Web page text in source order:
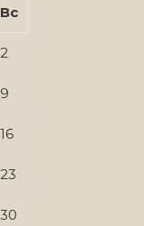
Вс
2
9
16
23
30